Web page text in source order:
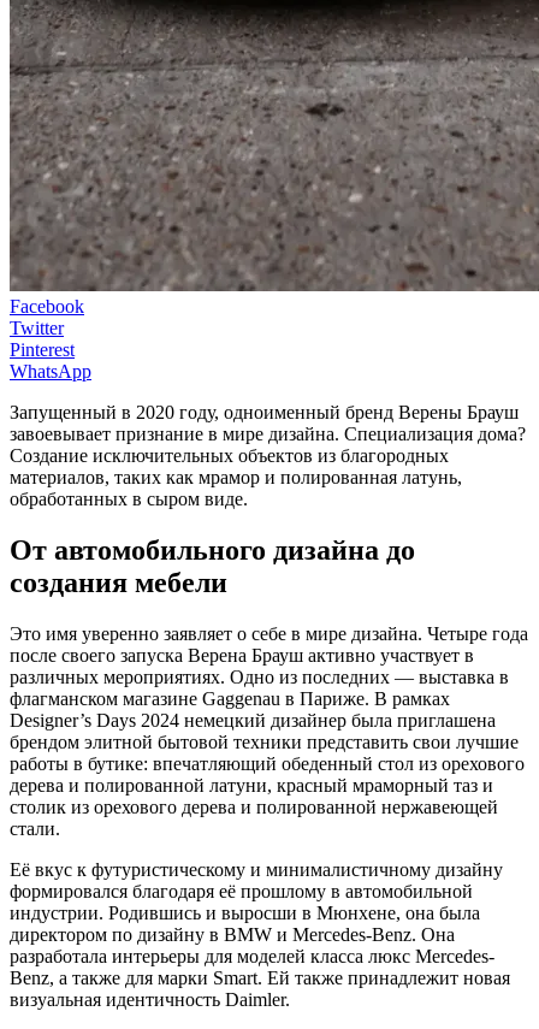
Facebook
Twitter
Pinterest
WhatsApp
Запущенный в 2020 году, одноименный бренд Верены Брауш
завоевывает признание в мире дизайна. Специализация дома?
Создание исключительных объектов из благородных
материалов, таких как мрамор и полированная латунь,
обработанных в сыром виде.
От автомобильного дизайна до
создания мебели
Это имя уверенно заявляет о себе в мире дизайна. Четыре года
после своего запуска Верена Брауш активно участвует в
различных мероприятиях. Одно из последних — выставка в
флагманском магазине Gaggenau в Париже. В рамках
Designer’s Days 2024 немецкий дизайнер была приглашена
брендом элитной бытовой техники представить свои лучшие
работы в бутике: впечатляющий обеденный стол из орехового
дерева и полированной латуни, красный мраморный таз и
столик из орехового дерева и полированной нержавеющей
стали.
Её вкус к футуристическому и минималистичному дизайну
формировался благодаря её прошлому в автомобильной
индустрии. Родившись и выросши в Мюнхене, она была
директором по дизайну в BMW и Mercedes-Benz. Она
разработала интерьеры для моделей класса люкс Mercedes-
Benz, а также для марки Smart. Ей также принадлежит новая
визуальная идентичность Daimler.